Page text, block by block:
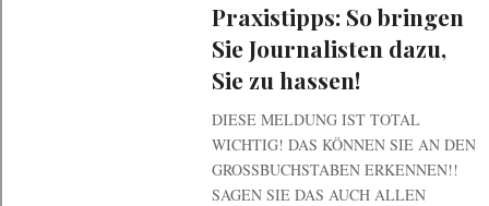
Praxistipps: So bringen
Sie Journalisten dazu,
Sie zu hassen!
DIESE MELDUNG IST TOTAL
WICHTIG! DAS KÖNNEN SIE AN DEN
GROSSBUCHSTABEN ERKENNEN!!
SAGEN SIE DAS AUCH ALLEN